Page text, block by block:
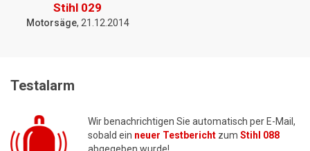
Stihl 029
Motorsäge, 21.12.2014
Testalarm
Wir benachrichtigen Sie automatisch per E-Mail,
sobald ein neuer Testbericht zum Stihl 088